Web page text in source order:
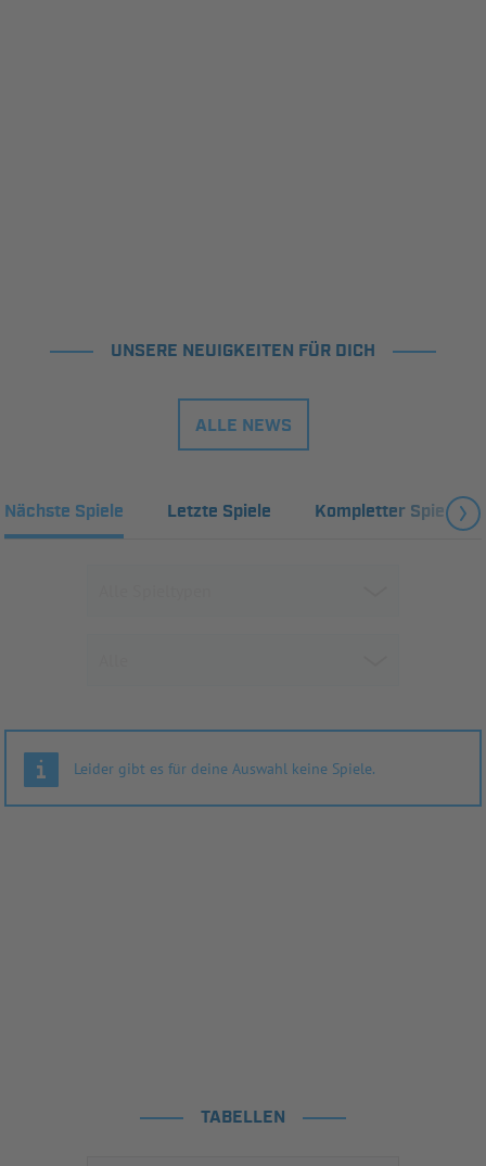
UNSERE NEUIGKEITEN FÜR DICH
ALLE NEWS
Nächste Spiele Letzte Spiele Kompletter Spielplan
Leider gibt es für deine Auswahl keine Spiele.
TABELLEN